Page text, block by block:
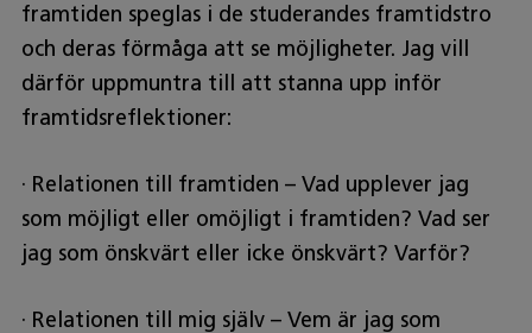
framtiden speglas i de studerandes framtidstro
och deras förmåga att se möjligheter. Jag vill
därför uppmuntra till att stanna upp inför
framtidsreflektioner:
· Relationen till framtiden – Vad upplever jag
som möjligt eller omöjligt i framtiden? Vad ser
jag som önskvärt eller icke önskvärt? Varför?
· Relationen till mig själv – Vem är jag som